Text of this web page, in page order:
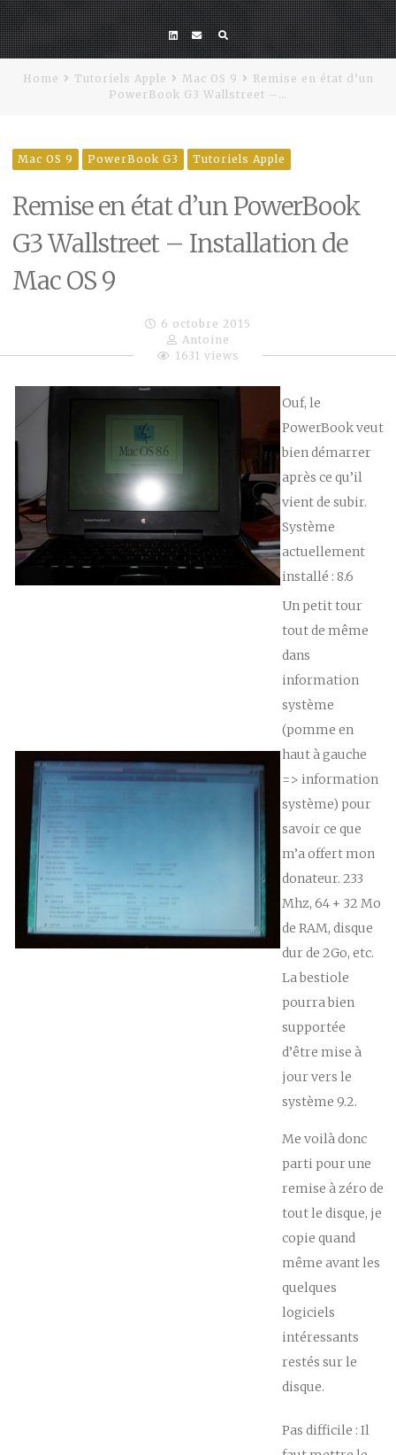
LinkedinEmail
Home Tutoriels Apple Mac OS 9
Remise en état d’un
PowerBook G3 Wallstreet –…
Mac OS 9 PowerBook G3 Tutoriels Apple
Remise en état d’un PowerBook
G3 Wallstreet – Installation de
Mac OS 9
6 octobre 2015
Antoine
1631 views
Ouf, le
PowerBook veut
bien démarrer
après ce qu’il
vient de subir.
Système
actuellement
installé : 8.6
Un petit tour
tout de même
dans
information
système
(pomme en
haut à gauche
=> information
système) pour
savoir ce que
m’a offert mon
donateur. 233
Mhz, 64 + 32 Mo
de RAM, disque
dur de 2Go, etc.
La bestiole
pourra bien
supportée
d’être mise à
jour vers le
système 9.2.
Me voilà donc
parti pour une
remise à zéro de
tout le disque, je
copie quand
même avant les
quelques
logiciels
intéressants
restés sur le
disque.
Pas difficile : Il